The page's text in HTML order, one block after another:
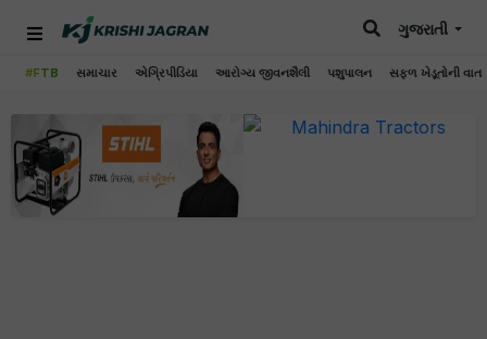
#FTB સમાચાર એગ્રિપીડિયા આરોગ્ય જીવનશૈલી પશુપાલન સફળ ખેડૂતોની વાત
ગુજરાતી